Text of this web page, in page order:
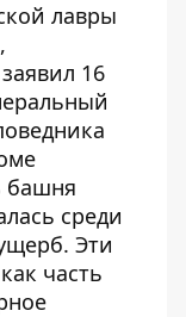
лавры
16
башня
среди
Эти
часть